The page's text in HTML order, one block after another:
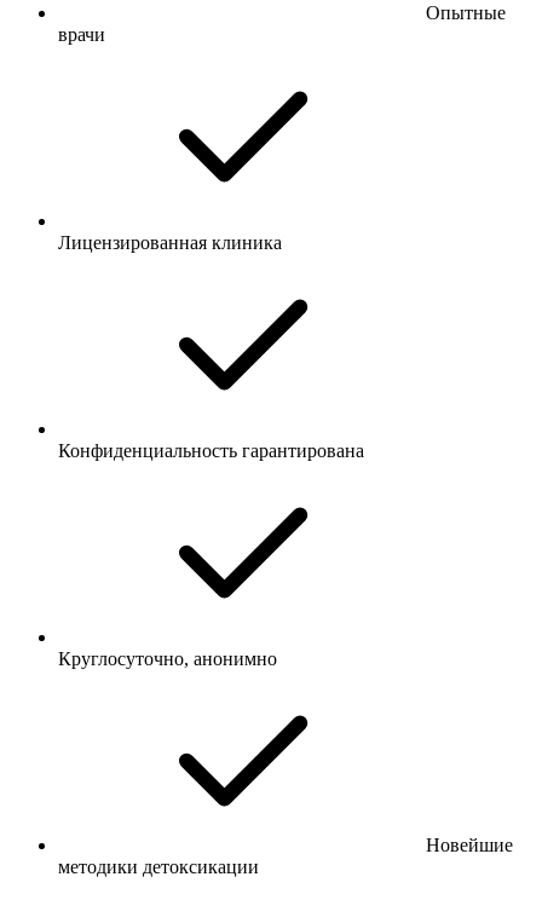
Опытные
врачи
Лицензированная клиника
Конфиденциальность гарантирована
Круглосуточно, анонимно
Новейшие
методики детоксикации